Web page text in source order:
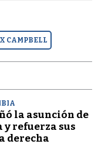
CAMPBELL
la asunción de
y refuerza sus
derecha